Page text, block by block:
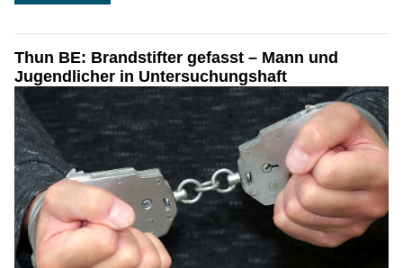
Thun BE: Brandstifter gefasst – Mann und
Jugendlicher in Untersuchungshaft